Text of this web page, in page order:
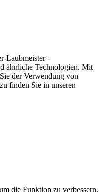
Laubmeister -
ähnliche Technologien. Mit
der Verwendung von
finden Sie in unseren
die Funktion zu verbessern,